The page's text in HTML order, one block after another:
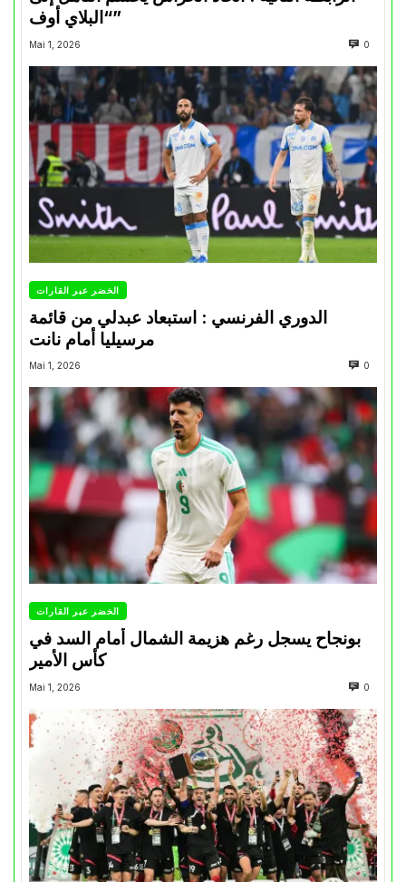
“البلاي أوف”
Mai 1, 2026 0
الخضر عبر القارات
الدوري الفرنسي : استبعاد عبدلي من قائمة
مرسيليا أمام نانت
Mai 1, 2026 0
الخضر عبر القارات
بونجاح يسجل رغم هزيمة الشمال أمام السد في
كأس الأمير
Mai 1, 2026 0